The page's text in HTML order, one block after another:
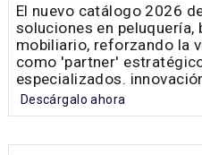
El nuevo catálogo 2026
soluciones en peluquería,
mobiliario, reforzando la
como 'partner'
especializados.
Descárgalo ahora